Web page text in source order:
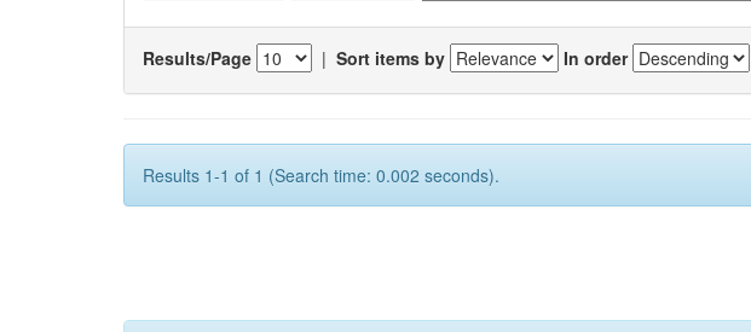
Results/Page | Sort items by In order
Results 1-1 of 1 (Search time: 0.002 seconds).